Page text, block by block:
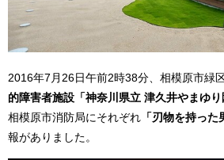
2016年7月26日午前2時38分、相模原市緑
的障害者施設「神奈川県立 津久井やまゆり
相模原市消防局にそれぞれ 「刃物を持った
報がありました。